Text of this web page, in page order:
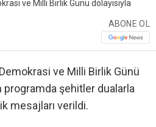
ABONE OL
ve Milli Birlik Günü
programda şehitler dualarla
mesajları verildi.